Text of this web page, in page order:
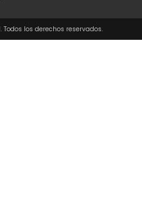
Todos los derechos reservados.